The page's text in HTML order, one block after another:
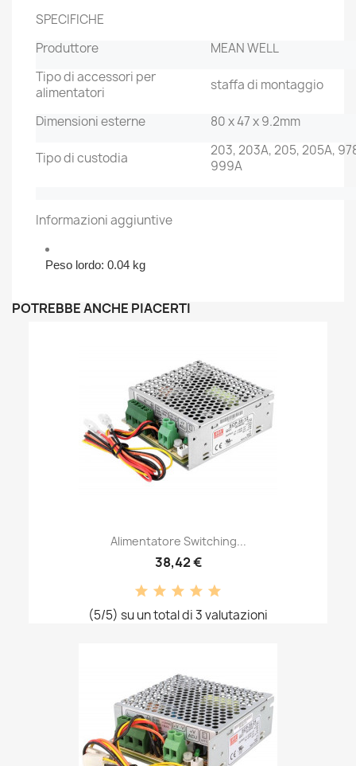
SPECIFICHE
Produttore
MEAN WELL
Tipo di accessori per
alimentatori
staffa di montaggio
Dimensioni esterne 80 x 47 x 9.2mm
Tipo di custodia
203, 203A, 205, 205A,
999A
Informazioni aggiuntive
Peso lordo: 0.04 kg
POTREBBE ANCHE PIACERTI
Alimentatore Switching...
38,42 €
(5/5) su un total di 3 valutazioni